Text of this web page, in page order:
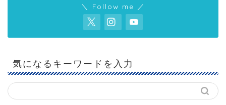
＼ Follow me ／
気になるキーワードを入力